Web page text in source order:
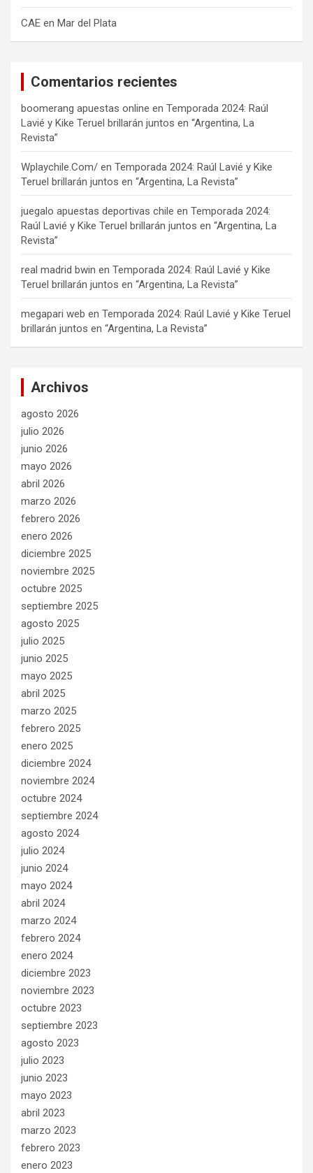
CAE en Mar del Plata
Comentarios recientes
boomerang apuestas online en Temporada 2024: Raúl
Lavié y Kike Teruel brillarán juntos en “Argentina, La
Revista”
Wplaychile.Com/ en Temporada 2024: Raúl Lavié y Kike
Teruel brillarán juntos en “Argentina, La Revista”
juegalo apuestas deportivas chile en Temporada 2024:
Raúl Lavié y Kike Teruel brillarán juntos en “Argentina, La
Revista”
real madrid bwin en Temporada 2024: Raúl Lavié y Kike
Teruel brillarán juntos en “Argentina, La Revista”
megapari web en Temporada 2024: Raúl Lavié y Kike Teruel
brillarán juntos en “Argentina, La Revista”
Archivos
agosto 2026
julio 2026
junio 2026
mayo 2026
abril 2026
marzo 2026
febrero 2026
enero 2026
diciembre 2025
noviembre 2025
octubre 2025
septiembre 2025
agosto 2025
julio 2025
junio 2025
mayo 2025
abril 2025
marzo 2025
febrero 2025
enero 2025
diciembre 2024
noviembre 2024
octubre 2024
septiembre 2024
agosto 2024
julio 2024
junio 2024
mayo 2024
abril 2024
marzo 2024
febrero 2024
enero 2024
diciembre 2023
noviembre 2023
octubre 2023
septiembre 2023
agosto 2023
julio 2023
junio 2023
mayo 2023
abril 2023
marzo 2023
febrero 2023
enero 2023